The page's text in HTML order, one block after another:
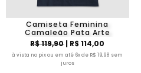
Camiseta Feminina
Camaleão Pata Arte
R$ 119,90| R$ 114,00
à vista no pix ou em até 6x de R$ 19,98 sem
juros